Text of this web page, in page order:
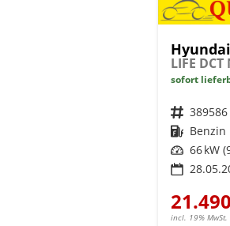
LIFE
sofort
Fahrzeugnr. 389586
Kraftstoff Benzin
Leistung 66 kW
incl. 19% MwSt.